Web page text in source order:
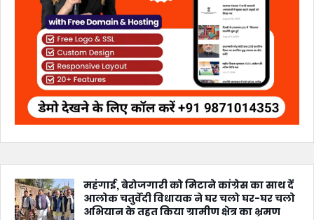
महंगाई, बेरोजगारी को मिटाने कांग्रेस का साथ दें
आलोक चतुर्वेदी विधायक ने घर चलो घर-घर चलो
अभियान के तहत किया ग्रामीण क्षेत्र का भ्रमण